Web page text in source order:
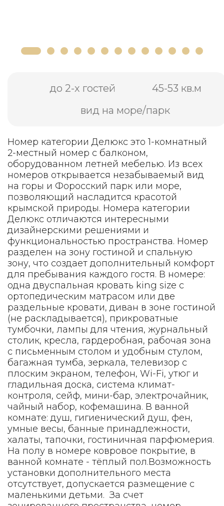
до 2-х гостей
45-53 кв.м
вид на море/парк
Номер категории Делюкс это 1-комнатный
2-местный номер с балконом,
оборудованном летней мебелью. Из всех
номеров открывается незабываемый вид
на горы и Форосский парк или море,
позволяющий насладится красотой
крымской природы. Номера категории
Делюкс отличаются интересными
дизайнерскими решениями и
функциональностью пространства. Номер
разделен на зону гостиной и спальную
зону, что создает дополнительный комфорт
для пребывания каждого гостя. В номере:
одна двуспальная кровать king size с
ортопедическим матрасом или две
раздельные кровати, диван в зоне гостиной
(не раскладывается), прикроватные
тумбочки, лампы для чтения, журнальный
столик, кресла, гардеробная, рабочая зона
с письменным столом и удобным стулом,
багажная тумба, зеркала, телевизор с
плоским экраном, телефон, Wi-Fi, утюг и
гладильная доска, система климат-
контроля, сейф, мини-бар, электрочайник,
чайный набор, кофемашина. В ванной
комнате: душ, гигиенический душ, фен,
умные весы, банные принадлежности,
халаты, тапочки, гостиничная парфюмерия.
На полу в номере ковровое покрытие, в
ванной комнате - тёплый пол.Возможность
установки дополнительного места
отсутствует, допускается размещение с
маленькими детьми. За счет